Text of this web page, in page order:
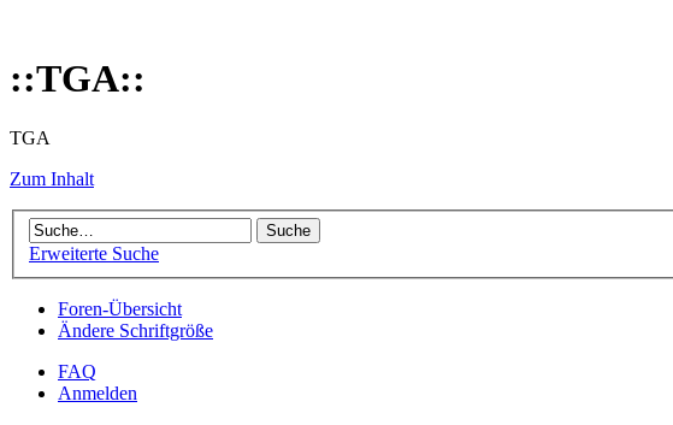
::TGA::
TGA
Zum Inhalt
Erweiterte Suche
Foren-Übersicht
Ändere Schriftgröße
FAQ
Anmelden